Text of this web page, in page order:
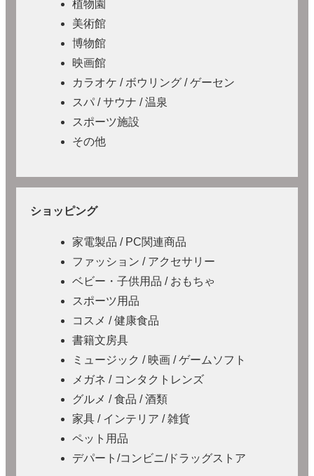
植物園
美術館
博物館
映画館
カラオケ / ボウリング / ゲーセン
スパ / サウナ / 温泉
スポーツ施設
その他
ショッピング
家電製品 / PC関連商品
ファッション / アクセサリー
ベビー・子供用品 / おもちゃ
スポーツ用品
コスメ / 健康食品
書籍文房具
ミュージック / 映画 / ゲームソフト
メガネ / コンタクトレンズ
グルメ / 食品 / 酒類
家具 / インテリア / 雑貨
ペット用品
デパート/コンビニ/ドラッグストア